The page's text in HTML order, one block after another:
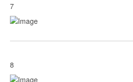
7
8